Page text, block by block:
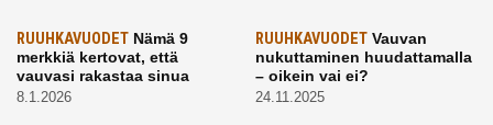
RUUHKAVUODET Nämä 9
merkkiä kertovat, että
vauvasi rakastaa sinua
8.1.2026
RUUHKAVUODETVauvan
nukuttaminen huudattamalla
– oikein vai ei?
24.11.2025